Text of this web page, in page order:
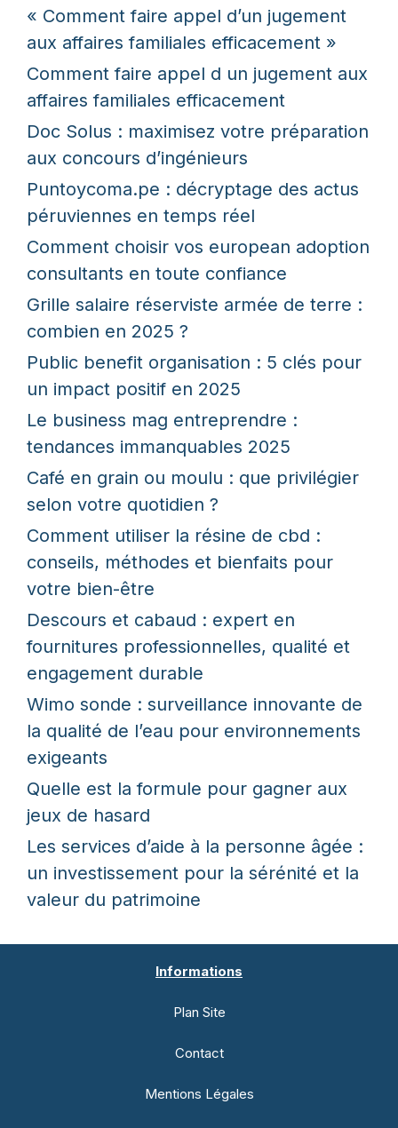
« Comment faire appel d’un jugement
aux affaires familiales efficacement »
Comment faire appel d un jugement aux
affaires familiales efficacement
Doc Solus : maximisez votre préparation
aux concours d’ingénieurs
Puntoycoma.pe : décryptage des actus
péruviennes en temps réel
Comment choisir vos european adoption
consultants en toute confiance
Grille salaire réserviste armée de terre :
combien en 2025 ?
Public benefit organisation : 5 clés pour
un impact positif en 2025
Le business mag entreprendre :
tendances immanquables 2025
Café en grain ou moulu : que privilégier
selon votre quotidien ?
Comment utiliser la résine de cbd :
conseils, méthodes et bienfaits pour
votre bien-être
Descours et cabaud : expert en
fournitures professionnelles, qualité et
engagement durable
Wimo sonde : surveillance innovante de
la qualité de l’eau pour environnements
exigeants
Quelle est la formule pour gagner aux
jeux de hasard
Les services d’aide à la personne âgée :
un investissement pour la sérénité et la
valeur du patrimoine
Informations
Plan Site
Contact
Mentions Légales